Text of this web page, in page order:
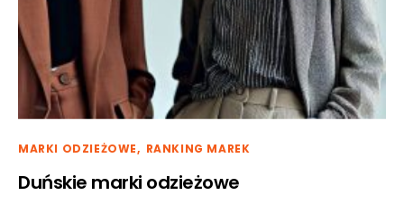
MARKI ODZIEŻOWE RANKING MAREK
Duńskie marki odzieżowe